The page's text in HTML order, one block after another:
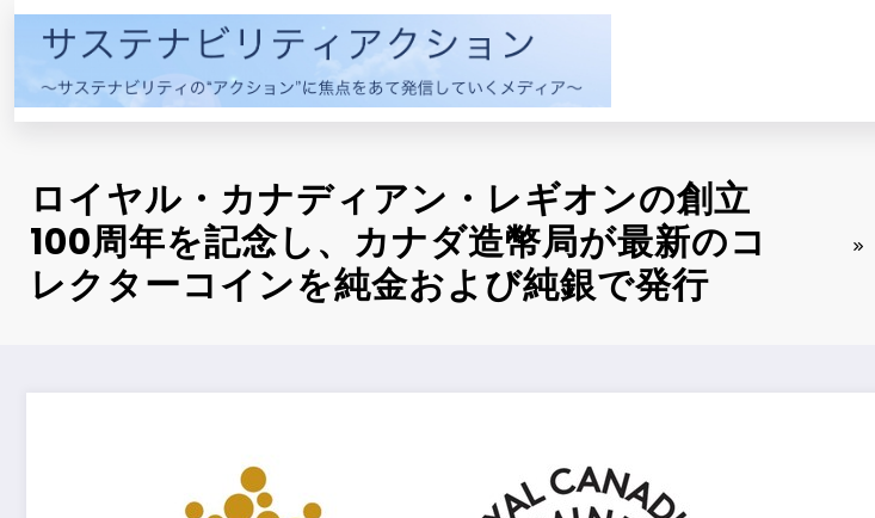
コ
ン
ロイヤル・カナディアン・レギオンの創立
100周年を記念し、カナダ造幣局が最新のコ
レクターコインを純金および純銀で発行